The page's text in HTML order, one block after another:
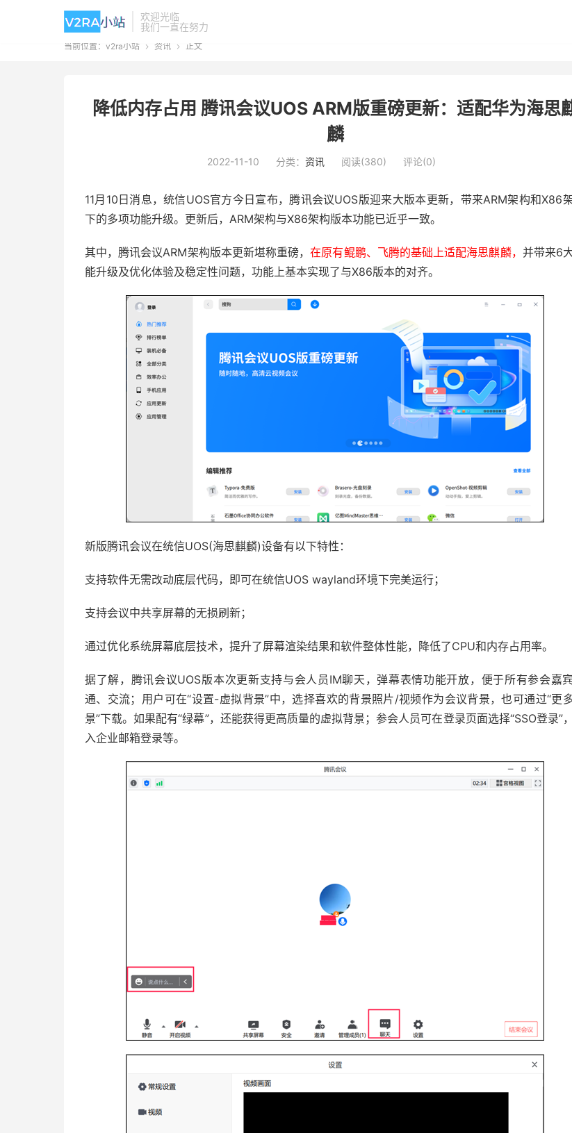
欢迎光临
我们一直在努力
当前位置： v2ra小站  资讯  正文
降低内存占用 腾讯会议UOS ARM版重磅更新：适配华为海思
麟
2022-11-10 分类： 资讯 阅读(380) 评论(0)
11月10日消息，统信UOS官方今日宣布，腾讯会议UOS版迎来大版本更新，带来ARM架构和X86
下的多项功能升级。更新后，ARM架构与X86架构版本功能已近乎一致。
其中，腾讯会议ARM架构版本更新堪称重磅，在原有鲲鹏、飞腾的基础上适配海思麒麟， 并带来6
能升级及优化体验及稳定性问题，功能上基本实现了与X86版本的对齐。
新版腾讯会议在统信UOS(海思麒麟)设备有以下特性：
支持软件无需改动底层代码，即可在统信UOS wayland环境下完美运行；
支持会议中共享屏幕的无损刷新；
通过优化系统屏幕底层技术，提升了屏幕渲染结果和软件整体性能，降低了CPU和内存占用率。
据了解，腾讯会议UOS版本次更新支持与会人员IM聊天，弹幕表情功能开放，便于所有参会嘉
通、交流；用户可在“设置-虚拟背景”中，选择喜欢的背景照片/视频作为会议背景，也可通过“更
景”下载。如果配有“绿幕”，还能获得更高质量的虚拟背景；参会人员可在登录页面选择“SSO登录”
入企业邮箱登录等。